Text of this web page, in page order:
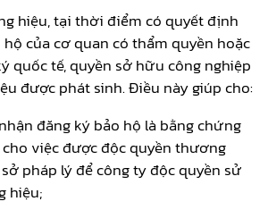
hiệu, tại thời điểm có quyết định
của cơ quan có thẩm quyền hoặc
quốc tế, quyền sở hữu công nghiệp
được phát sinh. Điều này giúp cho:
đăng ký bảo hộ là bằng chứng
việc được độc quyền thương
pháp lý để công ty độc quyền sử
hiệu;